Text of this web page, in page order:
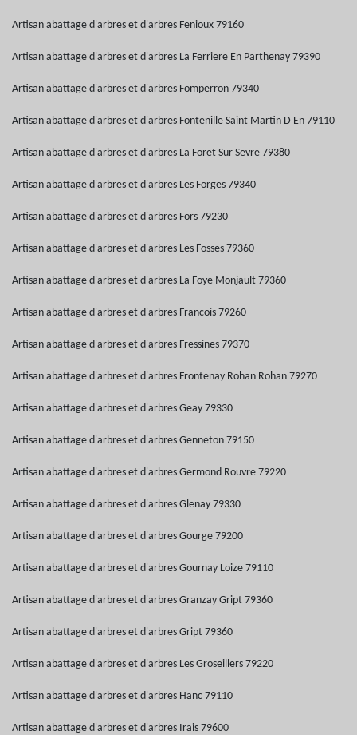
Artisan abattage d'arbres et d'arbres Fenioux 79160
Artisan abattage d'arbres et d'arbres La Ferriere En Parthenay 79390
Artisan abattage d'arbres et d'arbres Fomperron 79340
Artisan abattage d'arbres et d'arbres Fontenille Saint Martin D En 79110
Artisan abattage d'arbres et d'arbres La Foret Sur Sevre 79380
Artisan abattage d'arbres et d'arbres Les Forges 79340
Artisan abattage d'arbres et d'arbres Fors 79230
Artisan abattage d'arbres et d'arbres Les Fosses 79360
Artisan abattage d'arbres et d'arbres La Foye Monjault 79360
Artisan abattage d'arbres et d'arbres Francois 79260
Artisan abattage d'arbres et d'arbres Fressines 79370
Artisan abattage d'arbres et d'arbres Frontenay Rohan Rohan 79270
Artisan abattage d'arbres et d'arbres Geay 79330
Artisan abattage d'arbres et d'arbres Genneton 79150
Artisan abattage d'arbres et d'arbres Germond Rouvre 79220
Artisan abattage d'arbres et d'arbres Glenay 79330
Artisan abattage d'arbres et d'arbres Gourge 79200
Artisan abattage d'arbres et d'arbres Gournay Loize 79110
Artisan abattage d'arbres et d'arbres Granzay Gript 79360
Artisan abattage d'arbres et d'arbres Gript 79360
Artisan abattage d'arbres et d'arbres Les Groseillers 79220
Artisan abattage d'arbres et d'arbres Hanc 79110
Artisan abattage d'arbres et d'arbres Irais 79600